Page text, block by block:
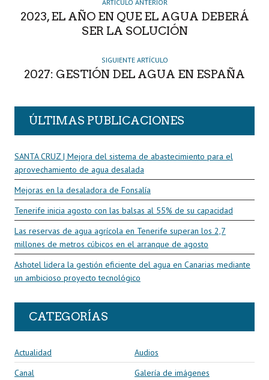
ARTÍCULO ANTERIOR
2023, EL AÑO EN QUE EL AGUA DEBERÁ
SER LA SOLUCIÓN
SIGUIENTE ARTÍCULO
2027: GESTIÓN DEL AGUA EN ESPAÑA
ÚLTIMAS PUBLICACIONES
SANTA CRUZ | Mejora del sistema de abastecimiento para el
aprovechamiento de agua desalada
Mejoras en la desaladora de Fonsalía
Tenerife inicia agosto con las balsas al 55% de su capacidad
Las reservas de agua agrícola en Tenerife superan los 2,7
millones de metros cúbicos en el arranque de agosto
Ashotel lidera la gestión eficiente del agua en Canarias mediante
un ambicioso proyecto tecnológico
CATEGORÍAS
Actualidad
Audios
Canal
Galería de imágenes